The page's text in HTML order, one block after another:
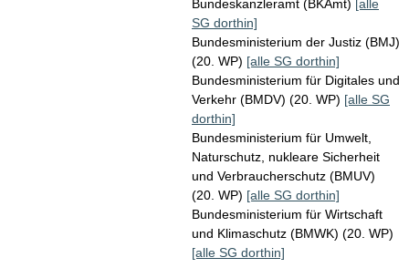
Bundeskanzleramt (BKAmt) [alle
SG dorthin]
Bundesministerium der Justiz (BMJ)
(20. WP) [alle SG dorthin]
Bundesministerium für Digitales und
Verkehr (BMDV) (20. WP) [alle SG
dorthin]
Bundesministerium für Umwelt,
Naturschutz, nukleare Sicherheit
und Verbraucherschutz (BMUV)
(20. WP) [alle SG dorthin]
Bundesministerium für Wirtschaft
und Klimaschutz (BMWK) (20. WP)
[alle SG dorthin]